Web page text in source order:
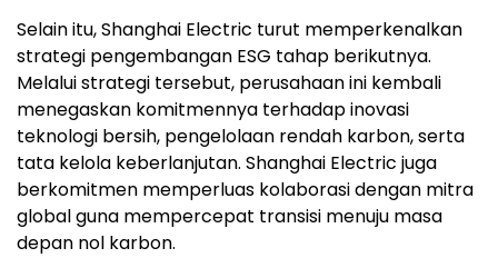
Selain itu, Shanghai Electric turut memperkenalkan
strategi pengembangan ESG tahap berikutnya.
Melalui strategi tersebut, perusahaan ini kembali
menegaskan komitmennya terhadap inovasi
teknologi bersih, pengelolaan rendah karbon, serta
tata kelola keberlanjutan. Shanghai Electric juga
berkomitmen memperluas kolaborasi dengan mitra
global guna mempercepat transisi menuju masa
depan nol karbon.